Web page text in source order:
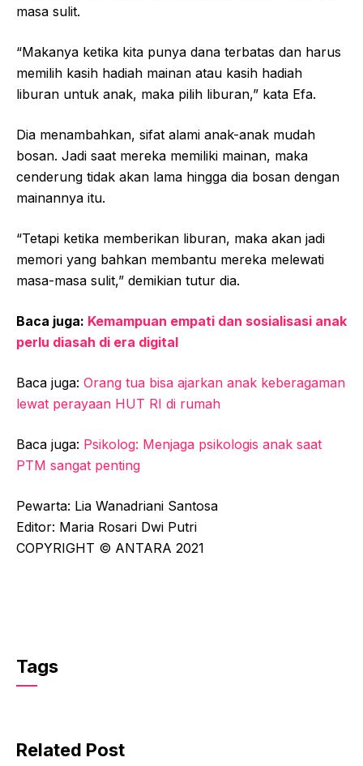
masa sulit.
“Makanya ketika kita punya dana terbatas dan harus
memilih kasih hadiah mainan atau kasih hadiah
liburan untuk anak, maka pilih liburan,” kata Efa.
Dia menambahkan, sifat alami anak-anak mudah
bosan. Jadi saat mereka memiliki mainan, maka
cenderung tidak akan lama hingga dia bosan dengan
mainannya itu.
“Tetapi ketika memberikan liburan, maka akan jadi
memori yang bahkan membantu mereka melewati
masa-masa sulit,” demikian tutur dia.
Baca juga: Kemampuan empati dan sosialisasi anak
perlu diasah di era digital
Baca juga: Orang tua bisa ajarkan anak keberagaman
lewat perayaan HUT RI di rumah
Baca juga: Psikolog: Menjaga psikologis anak saat
PTM sangat penting
Pewarta: Lia Wanadriani Santosa
Editor: Maria Rosari Dwi Putri
COPYRIGHT © ANTARA 2021
Tags
Related Post